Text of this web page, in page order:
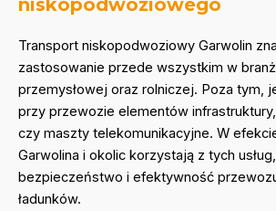
niskopodwoziowego
Transport niskopodwoziowy Garwolin
zastosowanie przede wszystkim w
przemysłowej oraz rolniczej. Poza tym,
przy przewozie elementów
czy maszty telekomunikacyjne. W
Garwolina i okolic korzystają z tych
bezpieczeństwo i efektywność
ładunków.